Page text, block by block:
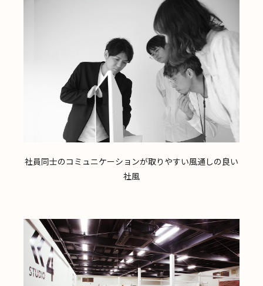
社員同士のコミュニケーションが取りやすい風通しの良い
社風